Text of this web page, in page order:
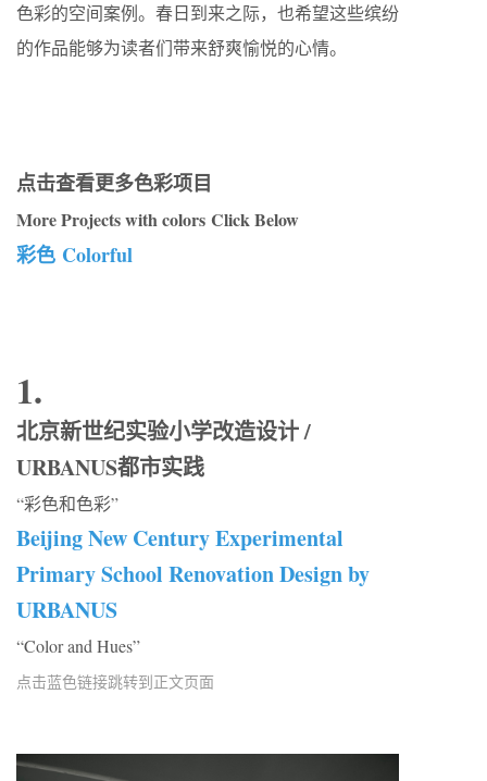
色彩的空间案例。春日到来之际，也希望这些缤纷
的作品能够为读者们带来舒爽愉悦的心情。
点击查看更多色彩项目
More Projects with colors Click Below
彩色 Colorful
1.
北京新世纪实验小学改造设计 /
URBANUS都市实践
“彩色和色彩”
Beijing New Century Experimental
Primary School Renovation Design by
URBANUS
“Color and Hues”
点击蓝色链接跳转到正文页面